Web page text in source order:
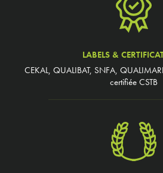
LABELS &
CEKAL, QUALIBAT, SNFA,
certifiée CSTB